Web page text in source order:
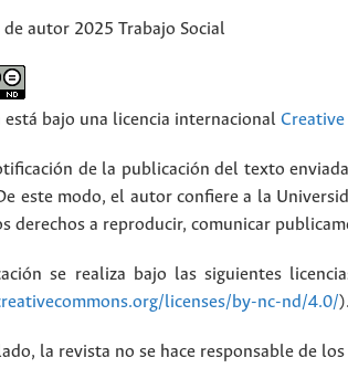
de autor 2025 Trabajo Social
está bajo una licencia internacional
de la publicación del texto
este modo, el autor confiere a la
derechos a reproducir, comunicar
se realiza bajo las siguientes
licenses/by-nc-nd/4.0/).
la revista no se hace responsable de